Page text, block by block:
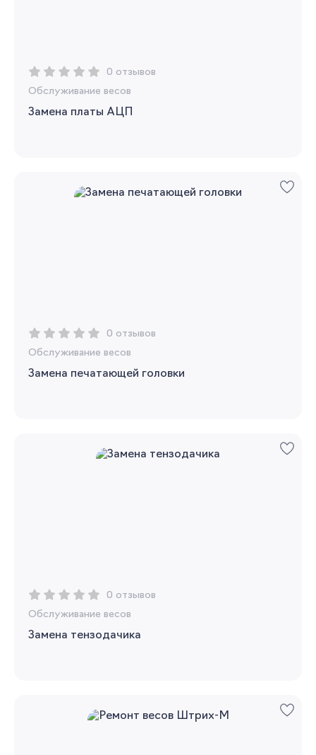
0 отзывов
Обслуживание весов
Замена платы АЦП
0 отзывов
Обслуживание весов
Замена печатающей головки
0 отзывов
Обслуживание весов
Замена тензодачика
заказов и получать индивидуальные